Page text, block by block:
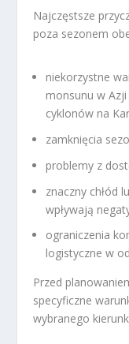
Najczęstsze
poza sezonem
niekorzystne
monsunu w
cyklonów na
zamknięcia
problemy z
znaczny chłód
wpływają
ograniczenia
logistyczne w
Przed
specyficzne
wybranego